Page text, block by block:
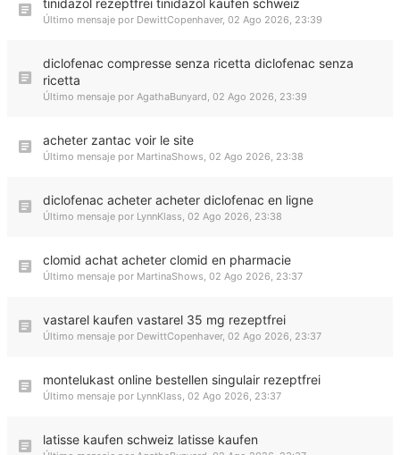
tinidazol rezeptfrei tinidazol kaufen schweiz
Último mensaje por DewittCopenhaver, 02 Ago 2026, 23:39
diclofenac compresse senza ricetta diclofenac senza
ricetta
Último mensaje por AgathaBunyard, 02 Ago 2026, 23:39
acheter zantac voir le site
Último mensaje por MartinaShows, 02 Ago 2026, 23:38
diclofenac acheter acheter diclofenac en ligne
Último mensaje por LynnKlass, 02 Ago 2026, 23:38
clomid achat acheter clomid en pharmacie
Último mensaje por MartinaShows, 02 Ago 2026, 23:37
vastarel kaufen vastarel 35 mg rezeptfrei
Último mensaje por DewittCopenhaver, 02 Ago 2026, 23:37
montelukast online bestellen singulair rezeptfrei
Último mensaje por LynnKlass, 02 Ago 2026, 23:37
latisse kaufen schweiz latisse kaufen